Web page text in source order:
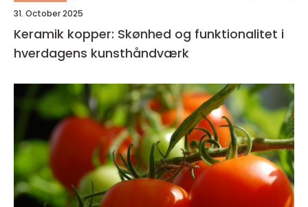
31. October 2025
Keramik kopper: Skønhed og funktionalitet i
hverdagens kunsthåndværk